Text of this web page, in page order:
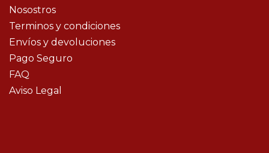
Nosostros
Terminos y condiciones
Envíos y devoluciones
Pago Seguro
FAQ
Aviso Legal